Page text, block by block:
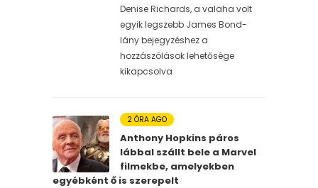
Denise Richards, a valaha volt
egyik legszebb James Bond-
lány bejegyzéshez a
hozzászólások lehetősége
kikapcsolva
2 ÓRA AGO
Anthony Hopkins páros
lábbal szállt bele a Marvel
filmekbe, amelyekben
egyébként ő is szerepelt